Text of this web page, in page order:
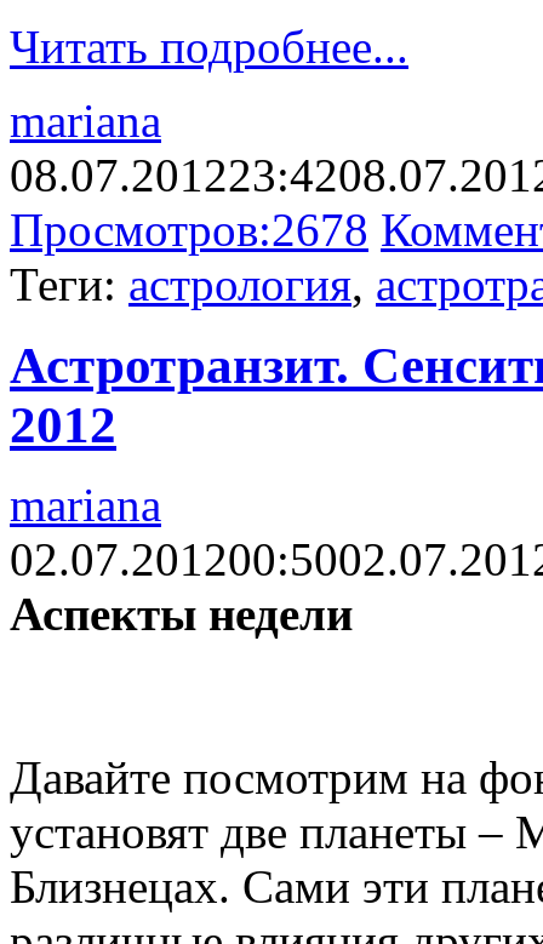
Читать подробнее...
mariana
08.07.201223:42
Просмотров:2678
Теги: астрология,
Астротранзит.
2012
mariana
02.07.201200:50
Аспекты недели
Давайте посмотрим на
установят две планеты
Близнецах. Сами эти